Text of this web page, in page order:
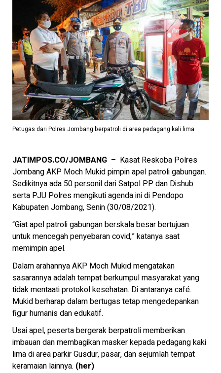
Petugas dari Polres Jombang berpatroli di area pedagang kali lima
JATIMPOS.CO/JOMBANG – Kasat Reskoba Polres
Jombang AKP Moch Mukid pimpin apel patroli gabungan.
Sedikitnya ada 50personil dari Satpol PP dan Dishub
serta PJU Polres mengikuti agenda ini di Pendopo
Kabupaten Jombang, Senin (30/08/2021).
“Giat apel patroli gabungan berskala besar bertujuan
untuk mencegah penyebaran covid,” katanya saat
memimpin apel.
Dalam arahannya AKP Moch Mukid mengatakan
sasarannya adalah tempat berkumpul masyarakat yang
tidak mentaati protokol kesehatan. Di antaranya café.
Mukid berharap dalam bertugas tetap mengedepankan
figur humanis dan edukatif.
Usai apel, peserta bergerak berpatroli memberikan
imbauan dan membagikan masker kepada pedagang kaki
lima di area parkir Gusdur, pasar, dan sejumlah tempat
keramaian lainnya. (her)